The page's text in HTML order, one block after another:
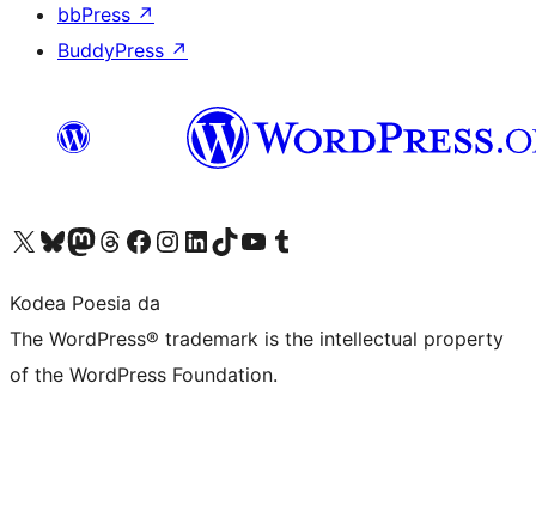
bbPress ↗
BuddyPress ↗
Visit our X (formerly Twitter) account
Visit our Bluesky account
Visit our Mastodon account
Visit our Threads account
Bisitatu gure Facebook orrialdea
Visit our Instagram account
Visit our LinkedIn account
Visit our TikTok account
Visit our YouTube channel
Visit our Tumblr account
Kodea Poesia da
The WordPress® trademark is the intellectual property
of the WordPress Foundation.